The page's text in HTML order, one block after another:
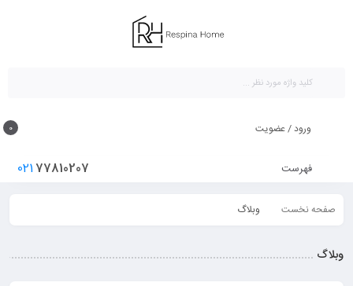
ورود / عضویت 0
فهرست 77810207
021
صفحه نخست وبلاگ
وبلاگ